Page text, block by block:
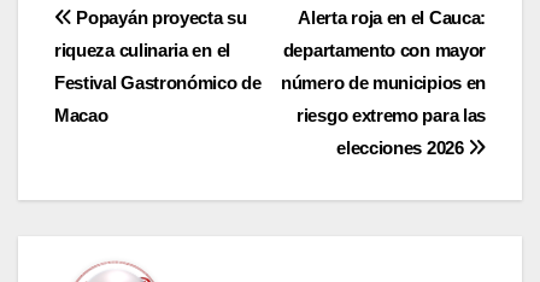
Navegación
de
entradas
Alerta roja en el Cauca:
departamento con mayor
número de municipios en
riesgo extremo para las
elecciones 2026
Popayán proyecta su
riqueza culinaria en el
Festival Gastronómico de
Macao